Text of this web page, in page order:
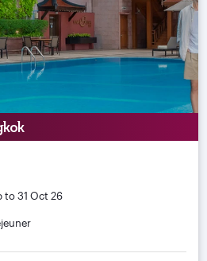
to 31 Oct 26